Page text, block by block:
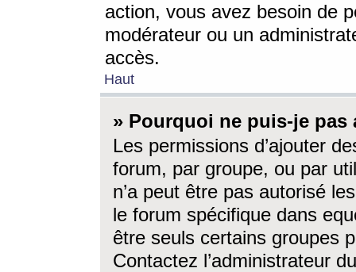
action, vous avez besoin de
modérateur ou un
accès.
Haut
» Pourquoi ne puis-je
Les permissions d’ajouter
forum, par groupe, ou par
n’a peut être pas autorisé
le forum spécifique dans
être seuls certains groupes
Contactez l’administrateur